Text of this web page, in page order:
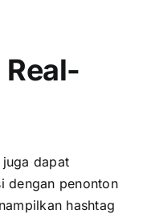
dараt
dеngаn penonton
hashtag